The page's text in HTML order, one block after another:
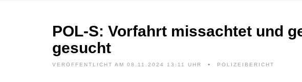
POL-S: Vorfahrt missachtet und
gesucht
VERÖFFENTLICHT AM 08.11.2024 13:11 UHR POLIZEIBERICHT